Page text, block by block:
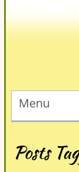
Menu
Posts